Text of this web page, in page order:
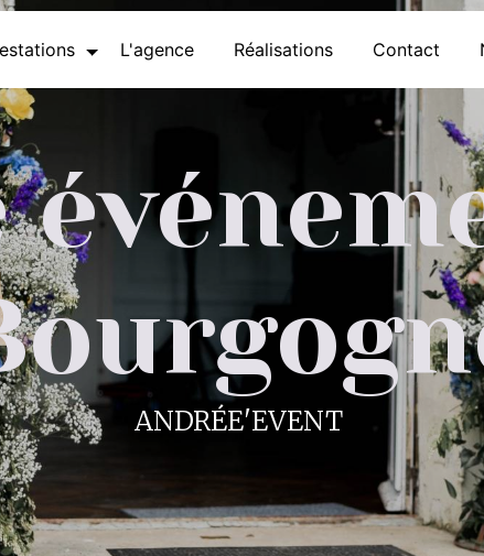
L'agence Réalisations Contact
ANDRÉE'EVENT